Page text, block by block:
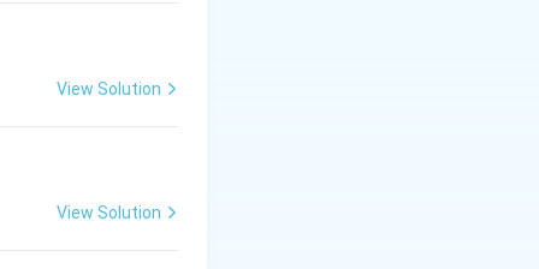
सच्चे हृदय से
View Solution
View Solution